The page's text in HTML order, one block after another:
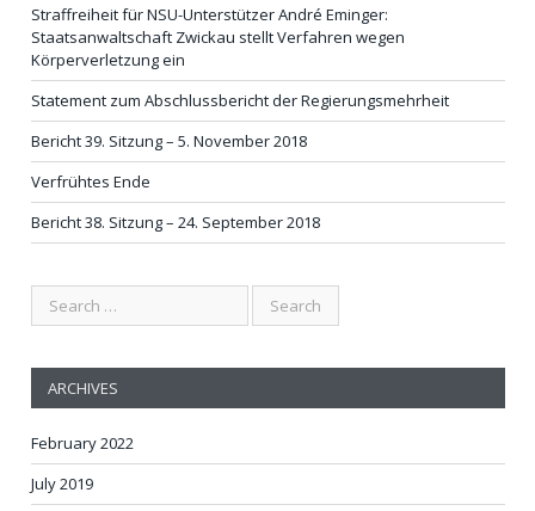
Straffreiheit für NSU-Unterstützer André Eminger:
Staatsanwaltschaft Zwickau stellt Verfahren wegen
Körperverletzung ein
Statement zum Abschlussbericht der Regierungsmehrheit
Bericht 39. Sitzung – 5. November 2018
Verfrühtes Ende
Bericht 38. Sitzung – 24. September 2018
ARCHIVES
February 2022
July 2019